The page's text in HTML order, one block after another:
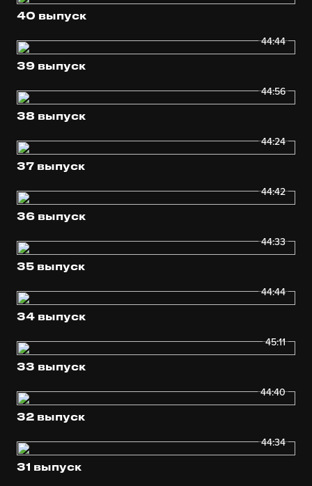
40 выпуск
44:44
39 выпуск
44:56
38 выпуск
44:24
37 выпуск
44:42
36 выпуск
44:33
35 выпуск
44:44
34 выпуск
45:11
33 выпуск
44:40
32 выпуск
44:34
31 выпуск